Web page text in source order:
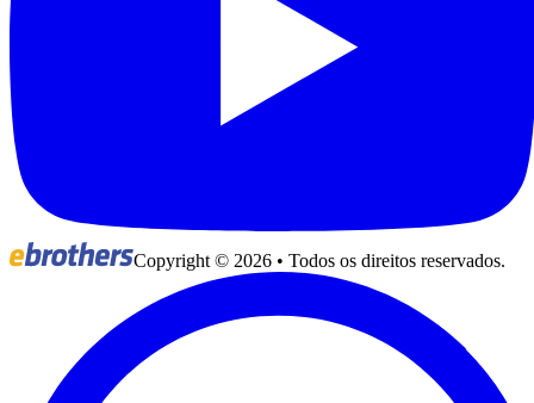
Copyright © 2026 • Todos os direitos reservados.